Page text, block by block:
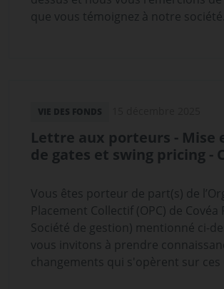
que vous témoignez à notre société.
VIE DES FONDS
Lettre aux porteurs - Mise
de gates et swing pricing -
Vous êtes porteur de part(s) de
Placement Collectif (OPC) de Covéa
Société de gestion) mentionné ci-
vous invitons à prendre
changements qui s'opèrent sur ces